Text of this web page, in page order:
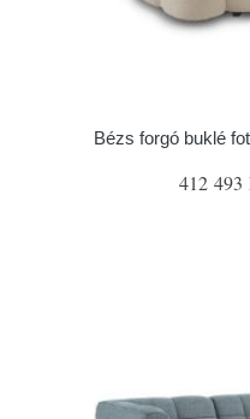
Bézs forgó buklé
412 493